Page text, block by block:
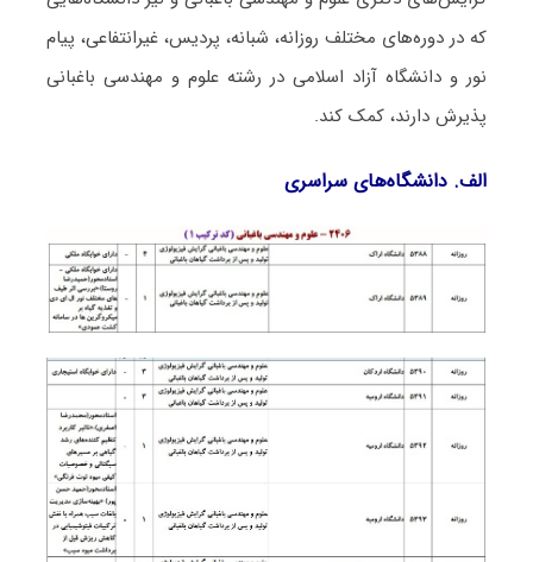
که در دوره‌های مختلف روزانه، شبانه، پردیس، غیرانتفاعی، پیام
نور و دانشگاه آزاد اﺳﻼمی در رشته علوم و مهندسی باغبانی
پذیرش دارند، کمک کند.
الف. دانشگاه‌های سراسری